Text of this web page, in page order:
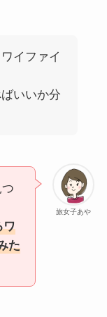
イファイ
いいか分
旅女子あや
ワ
た